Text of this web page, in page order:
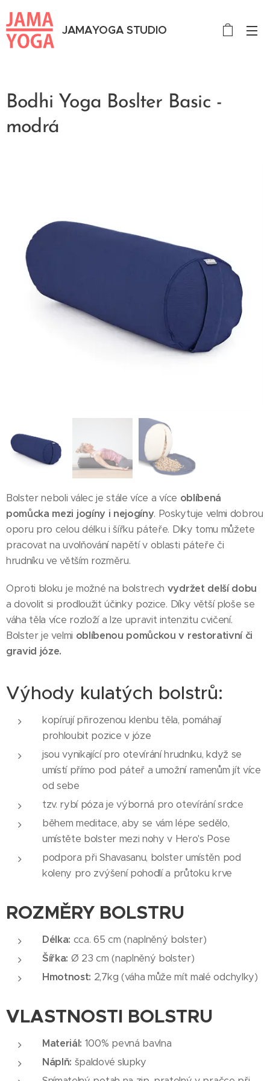
JAMAYOGA STUDIO
Bodhi Yoga Boslter Basic -
modrá
Bolster neboli válec je stále více a více oblíbená
pomůcka mezi jogíny i nejogíny. Poskytuje velmi dobrou
oporu pro celou délku i šířku páteře. Díky tomu můžete
pracovat na uvolňování napětí v oblasti páteře či
hrudníku ve větším rozměru.
Oproti bloku je možné na bolstrech vydržet delší dobu
a dovolit si prodloužit účinky pozice. Díky větší ploše se
váha těla více rozloží a lze upravit intenzitu cvičení.
Bolster je velmi oblíbenou pomůckou v restorativní či
gravid józe.
Výhody kulatých bolstrů:
kopírují přirozenou klenbu těla, pomáhají
prohloubit pozice v józe
jsou vynikající pro otevírání hrudníku, když se
umístí přímo pod páteř a umožní ramenům jít více
od sebe
tzv. rybí póza je výborná pro otevírání srdce
během meditace, aby se vám lépe sedělo,
umístěte bolster mezi nohy v Hero's Pose
podpora při Shavasanu, bolster umístěn pod
koleny pro zvýšení pohodlí a průtoku krve
ROZMĚRY BOLSTRU
Délka: cca. 65 cm (naplněný bolster)
Šířka: Ø 23 cm (naplněný bolster)
Hmotnost: 2,7kg (váha může mít malé odchylky)
VLASTNOSTI BOLSTRU
Materiál: 100% pevná bavlna
Náplň: špaldové slupky